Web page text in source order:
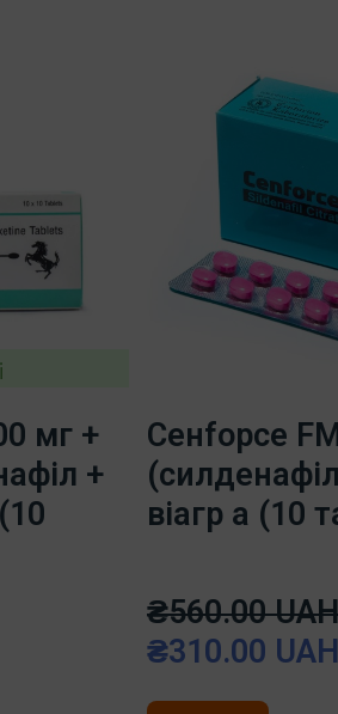
мг +
+
Ceнfорce
віагр а (10
₴560.00 UAH
₴310.00 UAH